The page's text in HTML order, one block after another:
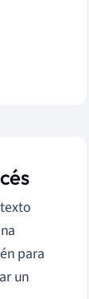
para
un